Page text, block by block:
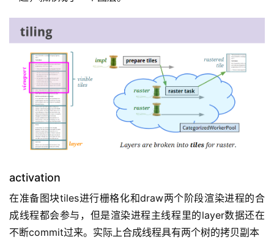
activation
在准备图块tiles进行栅格化和draw两个阶段渲染进程的合
成线程都会参与，但是渲染进程主线程里的layer数据还在
不断commit过来。实际上合成线程具有两个树的拷贝副本